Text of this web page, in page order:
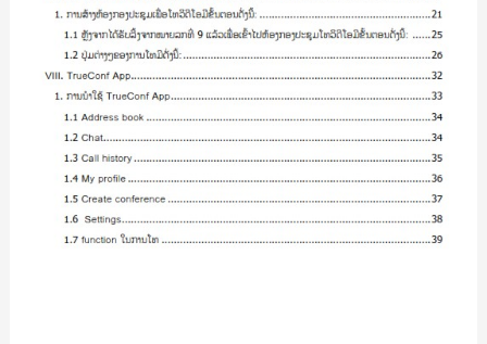
ທາງໄກ
Treuconf